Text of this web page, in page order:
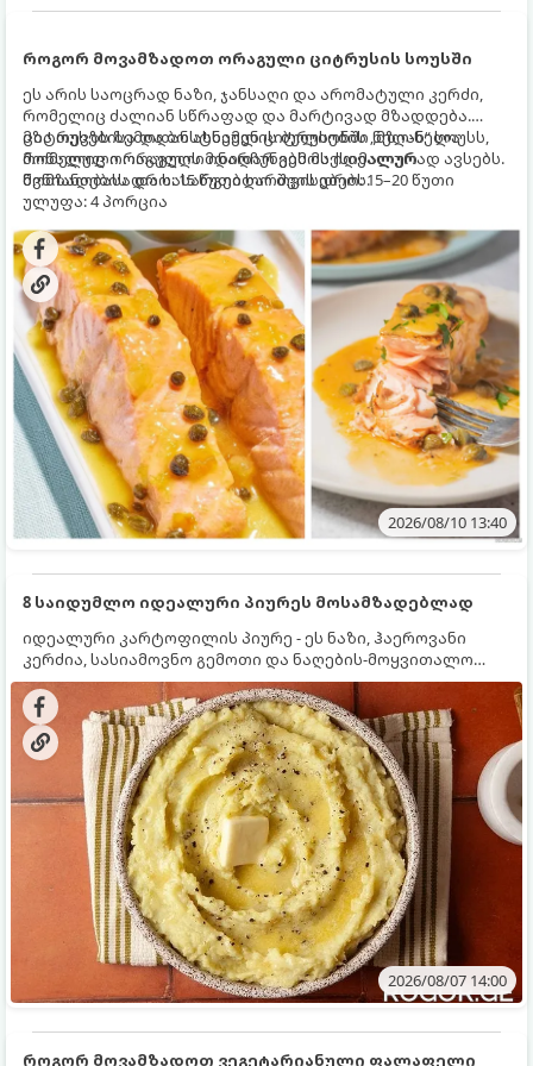
როგორ მოვამზადოთ ორაგული ციტრუსის სოუსში
ეს არის საოცრად ნაზი, ჯანსაღი და არომატული კერძი,
რომელიც ძალიან სწრაფად და მარტივად მზადდება.
ციტრუსებისა და ბოსტნეულის ბულიონში ნელ-ნელა
მოწალული ორაგული ინარჩუნებს მაქსიმალურ
წვნიანობასა და სასარგებლო თვისებებს.
მზა თევზს ზემოდან ასხამენ ციტრუსების „მზიან“ სოუსს,
რომელიც ორაგულის მდიდარ გემოს იდეალურად ავსებს.
მომზადების დრო: 15 წუთი ხარშვის დრო: 15–20 წუთი
ულუფა: 4 პორცია
2026/08/10 13:40
8 საიდუმლო იდეალური პიურეს მოსამზადებლად
იდეალური კარტოფილის პიურე - ეს ნაზი, ჰაეროვანი
კერძია, სასიამოვნო გემოთი და ნაღების-მოყვითალო
ფერით. მისი მომზადება ძალიან მარტივია, მაგრამ
არსებობს რამდენიმე საიდუმლო, რომლებიც უნდა
იცოდეთ, რომ პიურე იდეალურად გემრიელი გამოვიდეს.
2026/08/07 14:00
როგორ მოვამზადოთ ვეგეტარიანული ფალაფელი